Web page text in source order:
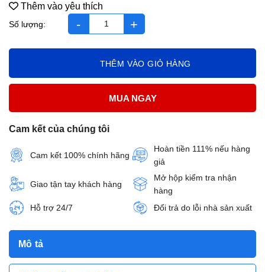
Enat 400 H /3x10 - Thái Lan - SH82.5 số lượng
THÊM VÀO GIỎ HÀNG
MUA NGAY
Cam kết của chúng tôi
Cam kết 100% chính hãng
Hoàn tiền 111% nếu hàng
giả
Giao tận tay khách hàng
Mở hộp kiểm tra nhận
hàng
Hỗ trợ 24/7
Đổi trả do lỗi nhà sản xuất
Thêm vào yêu thích
Mô tả